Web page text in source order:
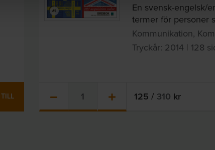
En svensk-engelsk/
termer för personer
Kommunikation,
Tryckår: 2014 | 128
125 / 310 kr